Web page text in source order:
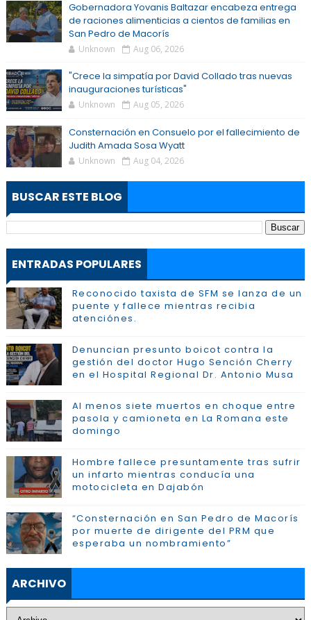
Gobernadora Yovanis Baltazar encabeza entrega
de raciones alimenticias a cientos de familias en
San Pedro de Macorís
Unknown Aug 06, 2026
"Crece la simpatía por David Collado tras nuevas
inauguraciones turísticas"
Unknown Aug 05, 2026
Consternación en Consuelo por el fallecimiento de
Judith Amada Sosa Wyatt
Unknown Aug 04, 2026
BUSCAR ESTE BLOG
ENTRADAS POPULARES
Reconocido taxista de SFM se lanza de un
puente y fallece mientras recibia
atenciónes.
Denuncian presunto boicot contra la
gestión del doctor Hugo Sención Cherry
en el Hospital Regional Dr. Antonio Musa
Al menos siete muertos en choque entre
pasola y camioneta en La Romana este
domingo
Hombre fallece presuntamente tras sufrir
un infarto mientras conducía una
motocicleta en Dajabón
“Consternación en San Pedro de Macorís
por muerte de dirigente del PRM que
esperaba un nombramiento”
ARCHIVO